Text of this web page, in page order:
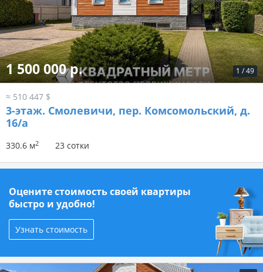
1 /49
1 500 000 р.
≈ 510 447 $
3-этаж. Смолевичи, пер. Комсомольский, д.
16/а
330.6 м2 23 сотки
Оцените стоимость своей квартиры
быстро и удобно!
Узнать стоимость